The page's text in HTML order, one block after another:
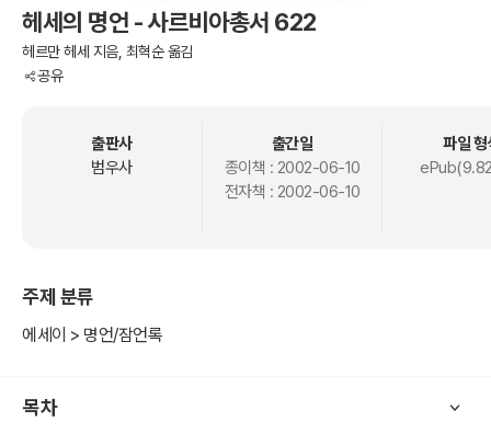
헤세의 명언 - 사르비아총서 622
헤르만 헤세 지음, 최혁순 옮김
공유
출판사
범우사
출간일
종이책 : 2002-06-10
전자책 : 2002-06-10
파일 형
주제 분류
에세이 > 명언/잠언록
목차